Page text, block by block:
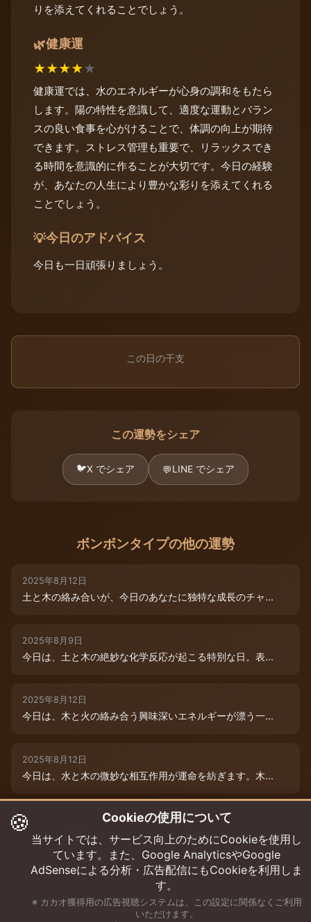
りを添えてくれることでしょう。
🌿健康運
★★★★★
健康運では、水のエネルギーが心身の調和をもたら
します。陽の特性を意識して、適度な運動とバラン
スの良い食事を心がけることで、体調の向上が期待
できます。ストレス管理も重要で、リラックスでき
る時間を意識的に作ることが大切です。今日の経験
が、あなたの人生により豊かな彩りを添えてくれる
ことでしょう。
💡今日のアドバイス
今日も一日頑張りましょう。
この日の干支
この運勢をシェア
🐦X でシェア 💬LINE でシェア
ボンボンタイプの他の運勢
2025年8月12日
土と木の絡み合いが、今日のあなたに独特な成長のチャ...
2025年8月9日
今日は、土と木の絶妙な化学反応が起こる特別な日。表...
2025年8月12日
今日は、木と火の絡み合う興味深いエネルギーが漂う一...
2025年8月12日
今日は、水と木の微妙な相互作用が運命を紡ぎます。木...
2025年8月12日
今日は、情熱的な炎のエネルギーと柔軟な木のしなやか...
🍪 Cookieの使用について
当サイトでは、サービス向上のためにCookieを使用し
ています。また、Google AnalyticsやGoogle
AdSenseによる分析・広告配信にもCookieを利用しま
す。
※ カカオ獲得用の広告視聴システムは、この設定に関係なくご利用
いただけます。